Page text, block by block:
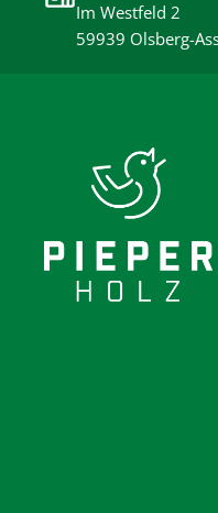
Im Westfeld 2
59939 Olsberg-